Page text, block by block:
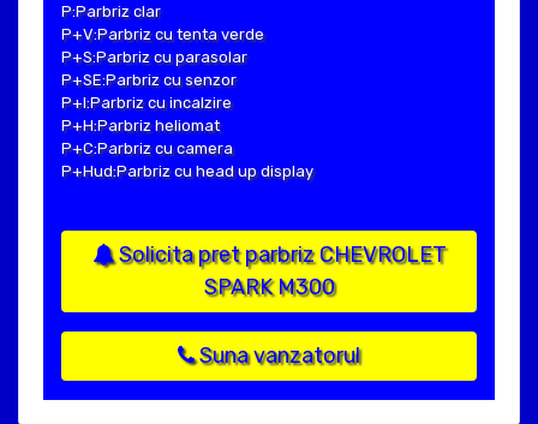
P:Parbriz clar
P+V:Parbriz cu tenta verde
P+S:Parbriz cu parasolar
P+SE:Parbriz cu senzor
P+I:Parbriz cu incalzire
P+H:Parbriz heliomat
P+C:Parbriz cu camera
P+Hud:Parbriz cu head up display
Solicita pret parbriz CHEVROLET
SPARK M300
Suna vanzatorul